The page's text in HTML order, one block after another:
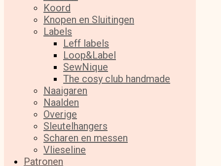
Koord
Knopen en Sluitingen
Labels
Leff labels
Loop&Label
SewNique
The cosy club handmade
Naaigaren
Naalden
Overige
Sleutelhangers
Scharen en messen
Vlieseline
Patronen